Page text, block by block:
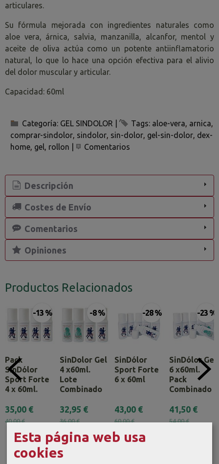
articulares.
Su fórmula mejorada con ingredientes naturales como
aloe vera, árnica, salvia, manzanilla, alcanfor, mentol y
aceite de oliva actúa como un potente antiinflamatorio
natural, lo que lo hace una opción efectiva para el alivio
del dolor muscular y articular.
Capacidad: 60ml
Categoría: GEL SINDOLOR Tags: aloe-vera arnica
comprar-sindolor sindolor sin-dolor gel-sin-dolor dex-
home gel rollon Comentarios
Descripción
Costes de Envío
Comentarios
Opiniones
Productos Relacionados
-13 %
Pack
SinDólor
Sport Forte
4 x 60ml.
35,00 €
40,00 €
-8 %
SinDolor Gel
4 x60ml.
Lote
Combinado
32,95 €
36,00 €
-28 %
SinDólor
Sport Forte
6 x 60ml
43,00 €
60,00 €
-23 %
SinDólor Gel
6 x60ml.
Pack
Combinado
41,50 €
54,00 €
Esta página web usa
cookies